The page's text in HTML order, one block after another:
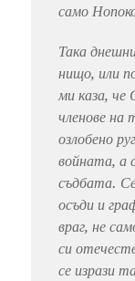
само
Така
нищо, или
ми каза, че
членове на
озлобено
войната, а
съдбата.
осъди и
враг, не
си
се изрази